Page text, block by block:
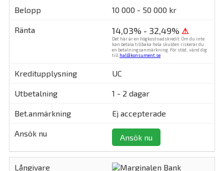
10 000 - 50 000 kr
14,03% - 32,49% ⚠
Det här är en högkostnadskredit. Om du inte
kan betala tillbaka hela skulden riskerar du
en betalningsanmärkning. För stöd, vänd dig
till hallåkonsument.se
UC
1 - 2 dagar
Ej accepterade
Ansök nu